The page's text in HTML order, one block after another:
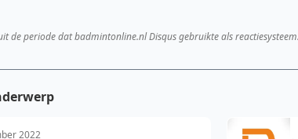
de periode dat badmintonline.nl Disqus gebruikte als reactiesysteem.
2022